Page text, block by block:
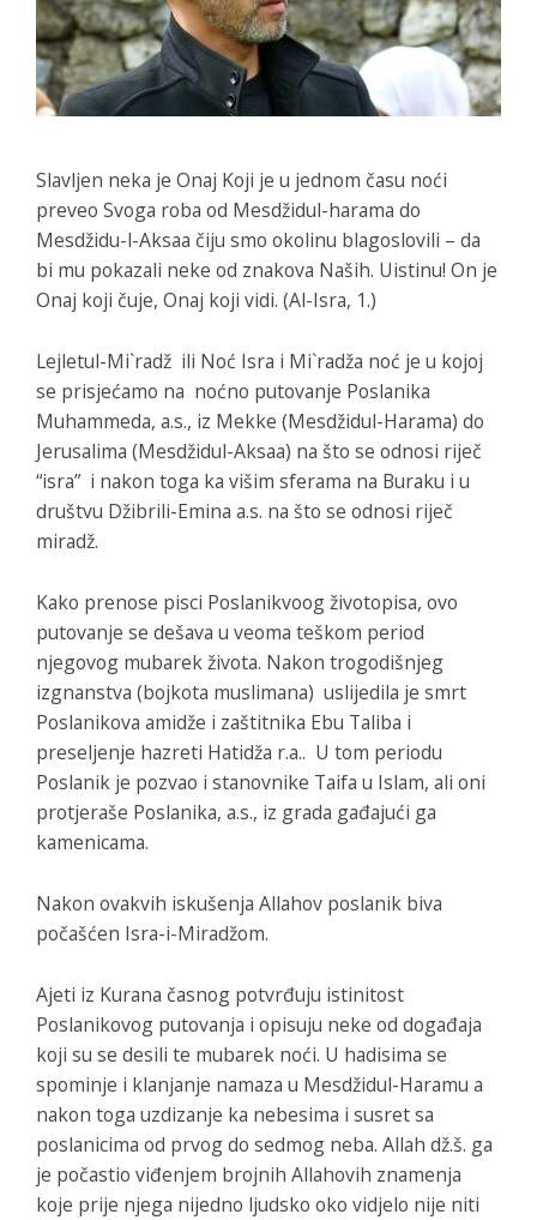
Slavljen neka je Onaj Koji je u jednom času noći
preveo Svoga roba od Mesdžidul-harama do
Mesdžidu-l-Aksaa čiju smo okolinu blagoslovili – da
bi mu pokazali neke od znakova Naših. Uistinu! On je
Onaj koji čuje, Onaj koji vidi. (Al-Isra, 1.)
Lejletul-Mi`radž ili Noć Isra i Mi`radža noć je u kojoj
se prisjećamo na noćno putovanje Poslanika
Muhammeda, a.s., iz Mekke (Mesdžidul-Harama) do
Jerusalima (Mesdžidul-Aksaa) na što se odnosi riječ
“isra” i nakon toga ka višim sferama na Buraku i u
društvu Džibrili-Emina a.s. na što se odnosi riječ
miradž.
Kako prenose pisci Poslanikvoog životopisa, ovo
putovanje se dešava u veoma teškom period
njegovog mubarek života. Nakon trogodišnjeg
izgnanstva (bojkota muslimana) uslijedila je smrt
Poslanikova amidže i zaštitnika Ebu Taliba i
preseljenje hazreti Hatidža r.a.. U tom periodu
Poslanik je pozvao i stanovnike Taifa u Islam, ali oni
protjeraše Poslanika, a.s., iz grada gađajući ga
kamenicama.
Nakon ovakvih iskušenja Allahov poslanik biva
počašćen Isra-i-Miradžom.
Ajeti iz Kurana časnog potvrđuju istinitost
Poslanikovog putovanja i opisuju neke od događaja
koji su se desili te mubarek noći. U hadisima se
spominje i klanjanje namaza u Mesdžidul-Haramu a
nakon toga uzdizanje ka nebesima i susret sa
poslanicima od prvog do sedmog neba. Allah dž.š. ga
je počastio viđenjem brojnih Allahovih znamenja
koje prije njega nijedno ljudsko oko vidjelo nije niti